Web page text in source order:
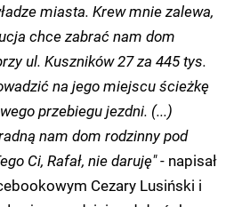
miasta. Krew mnie zalewa,
chce zabrać nam dom
ul. Kuszników 27 za 445 tys.
na jego miejscu ścieżkę
przebiegu jezdni. (...)
nam dom rodzinny pod
Ci, Rafał, nie daruję"- napisał
Cezary Lusiński i